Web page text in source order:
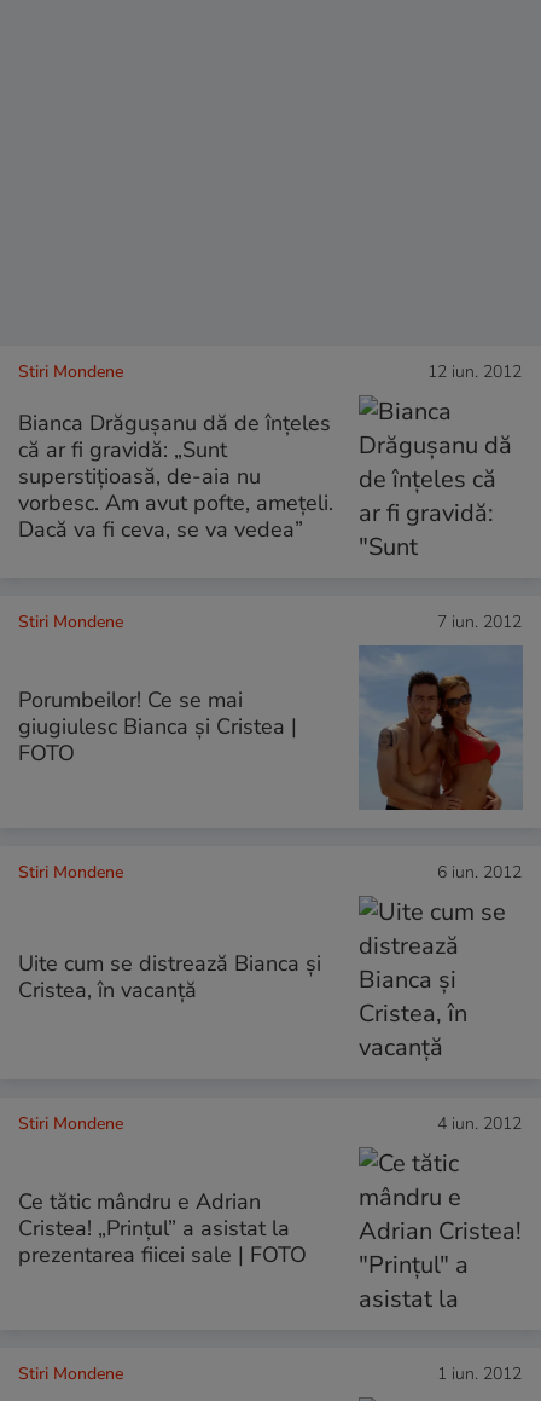
Stiri Mondene 12 iun. 2012
Bianca Drăgușanu dă de înțeles
că ar fi gravidă: „Sunt
superstițioasă, de-aia nu
vorbesc. Am avut pofte, amețeli.
Dacă va fi ceva, se va vedea”
Stiri Mondene 7 iun. 2012
Porumbeilor! Ce se mai
giugiulesc Bianca şi Cristea |
FOTO
Stiri Mondene 6 iun. 2012
Uite cum se distrează Bianca şi
Cristea, în vacanţă
Stiri Mondene 4 iun. 2012
Ce tătic mândru e Adrian
Cristea! „Prinţul” a asistat la
prezentarea fiicei sale | FOTO
Stiri Mondene 1 iun. 2012